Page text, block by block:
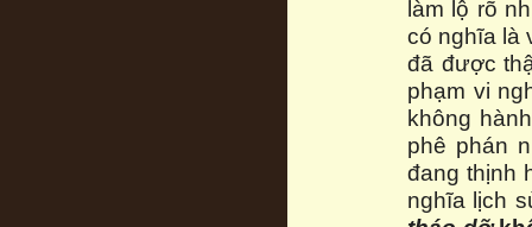
làm lộ rõ
có nghĩa là
đã được
phạm vi
không
phê phán
đang thịnh
nghĩa lịch